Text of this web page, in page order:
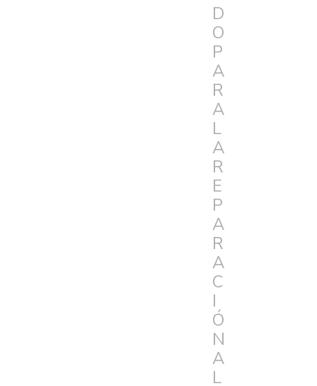
D
O
P
A
R
A
L
A
R
E
P
A
R
A
C
I
Ó
N
A
L